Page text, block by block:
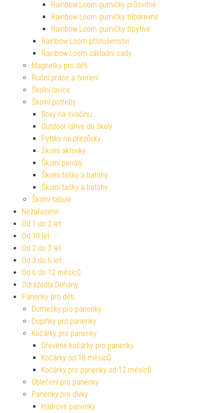
Rainbow Loom gumičky průsvitné
Rainbow Loom gumičky tříbarevné
Rainbow Loom gumičky třpytivé
Rainbow Loom příslušenství
Rainbow Loom základní sady
Magnetky pro děti
Ruční práce a tvoření
Školní lavice
Školní potřeby
Boxy na svačinu
Outdoor láhve do školy
Pytlíky na přezůvky
Školní aktovky
Školní penály
Školní tašky a batohy
Školní tašky a batohy
Školní tabule
Nezařazené
Od 1 do 2 let
Od 10 let
Od 2 do 3 let
Od 3 do 6 let
Od 6 do 12 měsíců
Odrážedla Dohány
Panenky pro děti
Domečky pro panenky
Doplňky pro panenky
Kočárky pro panenky
Dřevěné kočárky pro panenky
Kočárky od 18 měsíců
Kočárky pro panenky od 12 měsíců
Oblečení pro panenky
Panenky pro dívky
Hadrové panenky